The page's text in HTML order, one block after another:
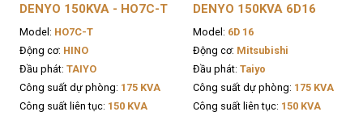
DENYO 150KVA - HO7C-T
Model: HO7C-T
Động cơ: HINO
Đầu phát: TAIYO
Công suất dự phòng: 175 KVA
Công suất liên tục: 150 KVA
DENYO 150KVA 6D16
Model: 6D 16
Động cơ: Mitsubishi
Đầu phát: Taiyo
Công suất dự phòng: 175 KVA
Công suất liên tục: 150 KVA